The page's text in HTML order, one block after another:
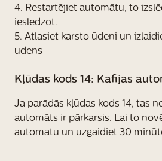
4. Restartējiet automātu, to
ieslēdzot.
5. Atlasiet karsto ūdeni un
ūdens
Kļūdas kods 14: Kafijas
Ja parādās kļūdas kods 14, tas
automāts ir pārkarsis. Lai to
automātu un uzgaidiet 30